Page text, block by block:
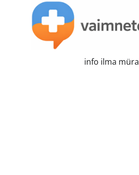
info ilma müra